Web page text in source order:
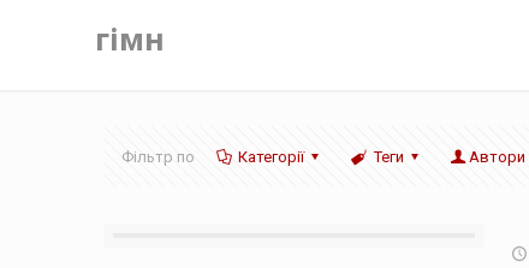
гімн
Фільтр по Категорії Теги Автори